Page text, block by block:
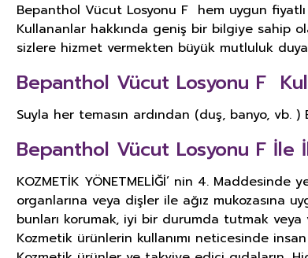
Bepanthol Vücut Losyonu F hem uygun
Kullananlar hakkında geniş bir bilgiye sahip
sizlere hizmet vermekten büyük mutluluk
Bepanthol Vücut Losyonu F
Suyla her temasın ardından (duş, banyo, vb.
Bepanthol Vücut Losyonu F İle
KOZMETİK YÖNETMELİĞİ’ nin 4. Maddesinde
organlarına veya dişler ile ağız mukozasına
bunları korumak, iyi bir durumda tutmak veya
Kozmetik ürünlerin kullanımı neticesinde